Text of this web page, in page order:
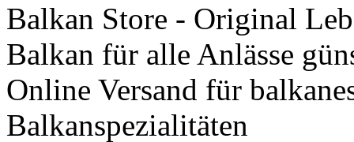
Balkan Store - Original
Balkan für alle Anlässe
Online Versand für
Balkanspezialitäten